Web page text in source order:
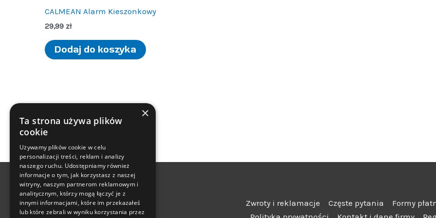
CALMEAN Alarm Kieszonkowy
29,99 zł
Dodaj do koszyka
Zwroty i reklamacje Częste pytania Formy
×
Ta strona używa plików
cookie
Używamy plików cookie w celu
personalizacji treści, reklam i analizy
naszego ruchu. Udostępniamy również
informacje o tym, jak korzystasz z naszej
witryny, naszym partnerom reklamowym i
analitycznym, którzy mogą łączyć je z
innymi informacjami, które im przekazałeś
lub które zebrali w wyniku korzystania przez